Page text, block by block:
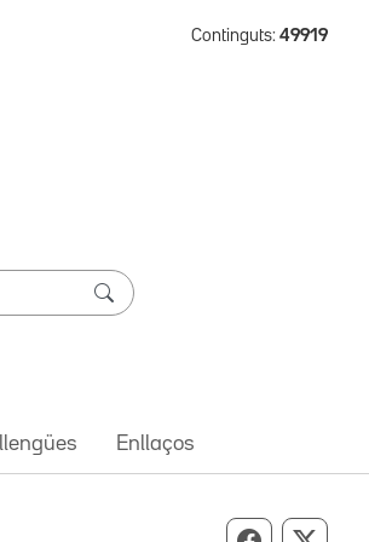
Continguts: 49919
Enllaços